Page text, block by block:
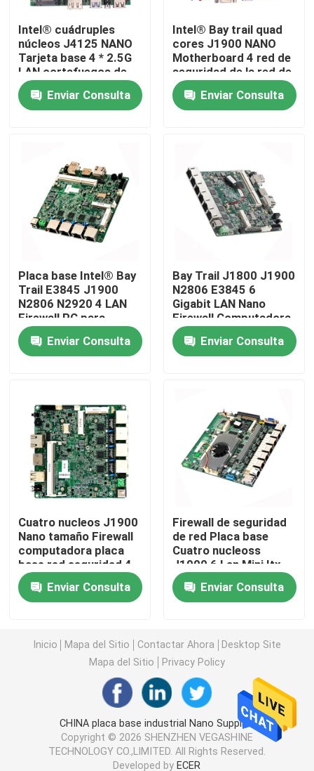
Inicio
Productos
Visita a la fábrica
Control de Calidad
Contacto
Solicitar una cotización
Mini Pc industrial
PC industrial del panel
tableta rugosa
PC con cortafuegos
Mini PC de OPS
mini PC dual del lan
PC de criptominería
mini placa madre del itx
Placa base de 3,5 y 4 pulgadas
Intel® cuádruples
núcleos J4125 NANO
Tarjeta base 4 * 2.5G
LAN cortafuegos de
computadora tarjeta
base pFsense
Enviar Consulta
Intel® Bay trail quad
cores J1900 NANO
Motherboard 4 red de
seguridad de la red de
seguridad de la red de
seguridad de la red de
seguridad de la red de
Enviar Consulta
Placa base Intel® Bay
Trail E3845 J1900
N2806 N2920 4 LAN
Firewall PC para
computadora Nano
FirewallEnviar Consulta
Bay Trail J1800 J1900
N2806 E3845 6
Gigabit LAN Nano
Firewall Computadora
Placa base Red
Seguridad Placa base
Enviar Consulta
Cuatro nucleos J1900
Nano tamaño Firewall
computadora placa
base red seguridad 4
LAN
Enviar Consulta
Firewall de seguridad
de red Placa base
Cuatro nucleoss
J1900 6 Lan Mini Itx
pfsense enrutador
Enviar Consulta
Inicio Mapa del Sitio Contactar Ahora
Desktop Site
Mapa del Sitio
Privacy Policy
CHINA placa base industrial Nano Supplier.
Copyright © 2026 SHENZHEN VEGASHINE
TECHNOLOGY CO.,LIMITED. All Rights Reserved.
Developed by ECER